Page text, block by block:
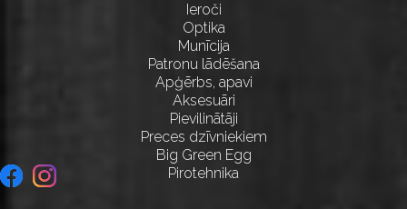
Ieroči
Optika
Munīcija
Patronu lādēšana
Apģērbs, apavi
Aksesuāri
Pievilinātāji
Preces dzīvniekiem
Big Green Egg
Pirotehnika